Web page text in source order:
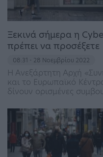
Ξεκινά σήμερα η
πρέπει να προσέξετε
08:31 - 28 Νοεμβρίου 2022
Η Ανεξάρτητη Αρχή
και το Ευρωπαϊκό
δίνουν ορισμένες